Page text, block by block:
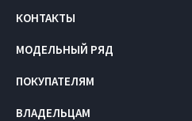
КОНТАКТЫ
МОДЕЛЬНЫЙ РЯД
ПОКУПАТЕЛЯМ
ВЛАДЕЛЬЦАМ